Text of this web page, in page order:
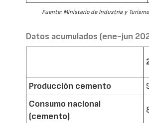
Fuente: Ministerio de Industria y
Datos acumulados (ene-jun
Producción cemento
Consumo nacional
(cemento)